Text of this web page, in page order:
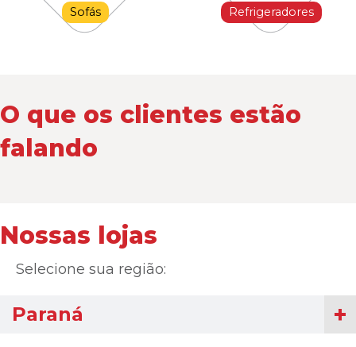
Sofás Refrigeradores
O que os clientes estão
falando
Nossas lojas
Selecione sua região:
Paraná